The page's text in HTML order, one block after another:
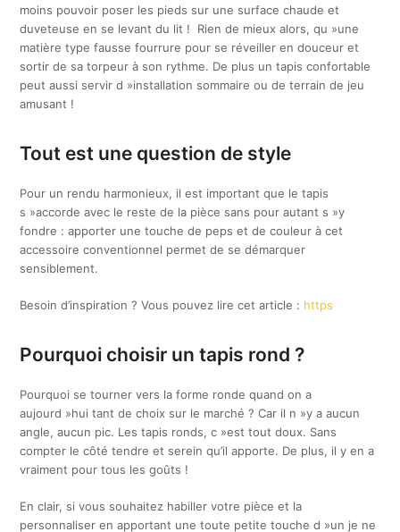
moins pouvoir poser les pieds sur une surface chaude et
duveteuse en se levant du lit ! Rien de mieux alors, qu »une
matière type fausse fourrure pour se réveiller en douceur et
sortir de sa torpeur à son rythme. De plus un tapis confortable
peut aussi servir d »installation sommaire ou de terrain de jeu
amusant !
Tout est une question de style
Pour un rendu harmonieux, il est important que le tapis
s »accorde avec le reste de la pièce sans pour autant s »y
fondre : apporter une touche de peps et de couleur à cet
accessoire conventionnel permet de se démarquer
sensiblement.
Besoin d’inspiration ? Vous pouvez lire cet article : https
Pourquoi choisir un tapis rond ?
Pourquoi se tourner vers la forme ronde quand on a
aujourd »hui tant de choix sur le marché ? Car il n »y a aucun
angle, aucun pic. Les tapis ronds, c »est tout doux. Sans
compter le côté tendre et serein qu’il apporte. De plus, il y en a
vraiment pour tous les goûts !
En clair, si vous souhaitez habiller votre pièce et la
personnaliser en apportant une toute petite touche d »un je ne